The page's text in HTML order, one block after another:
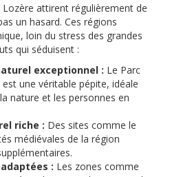
Lozère attirent régulièrement de
un hasard. Ces régions
loin du stress des grandes
qui séduisent :
exceptionnel : Le Parc
une véritable pépite, idéale
nature et les personnes en
riche : Des sites comme le
médiévales de la région
: Les zones comme